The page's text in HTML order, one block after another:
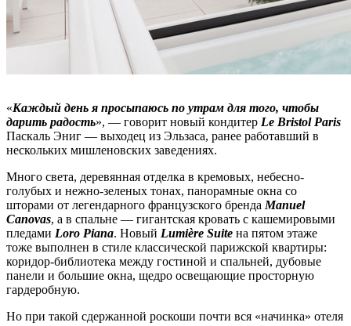
«Каждый день я просыпаюсь по утрам для того, чтобы
дарить радость», — говорит новый кондитер Le Bristol Paris
Паскаль Эниг — выходец из Эльзаса, ранее работавший в
нескольких мишленовских заведениях.
Много света, деревянная отделка в кремовых, небесно-
голубых и нежно-зеленых тонах, панорамные окна со
шторами от легендарного французского бренда Manuel
Canovas, а в спальне — гигантская кровать с кашемировыми
пледами Loro Piana. Новый Lumière Suite на пятом этаже
тоже выполнен в стиле классической парижской квартиры:
коридор-библиотека между гостиной и спальней, дубовые
панели и большие окна, щедро освещающие просторную
гардеробную.
Но при такой сдержанной роскоши почти вся «начинка» отеля